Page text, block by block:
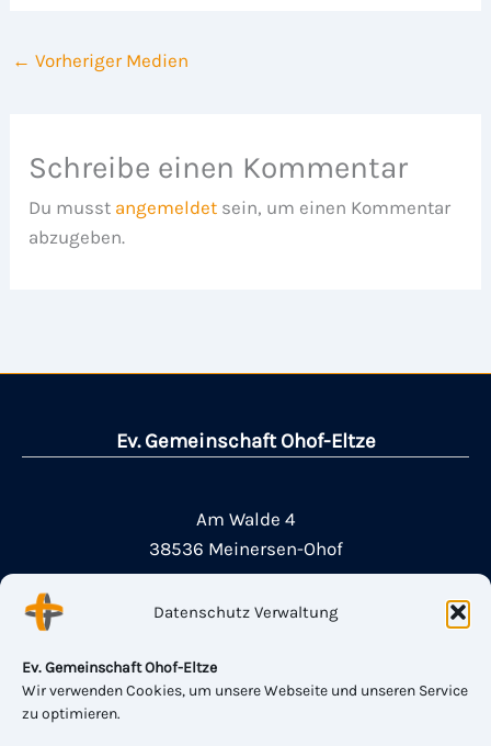
Datenschutz Verwaltung
Ev. Gemeinschaft Ohof-Eltze
Wir verwenden Cookies, um unsere Webseite und unseren Service
zu optimieren.
← Vorheriger Medien
Schreibe einen Kommentar
Du musst angemeldet sein, um einen Kommentar
abzugeben.
Ev. Gemeinschaft Ohof-Eltze
Am Walde 4
38536 Meinersen-Ohof
Plockhorster Str. 14